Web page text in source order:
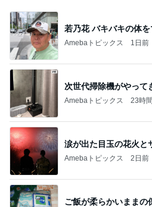
若乃花 バキバキの体
Amebaトピックス 1日前
次世代掃除機がやって
Amebaトピックス 23時
涙が出た目玉の花火と
Amebaトピックス 2日前
ご飯が柔らかいままの